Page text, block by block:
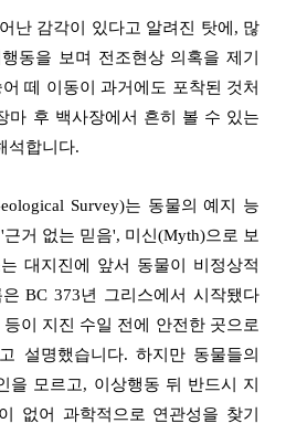
난 감각이 있다고 알려진 탓에 , 많
동을 보며 전조현상 의혹을 제기
떼 이동이 과거에도 포착된 것처
마 후 백사장에서 흔히 볼 수 있는
석합니다.
Survey)는 동물의 예지 능
'근거 없는 믿음', 미신 (Myth)으로 보
대지진에 앞서 동물이 비정상적
은BC 373년 그리스에서 시작됐다
등이 지진 수일 전에 안전한 곳으로
설명했습니다. 하지만 동물들의
을 모르고, 이상행동 뒤 반드시 지
없어 과학적으로 연관성을 찾기